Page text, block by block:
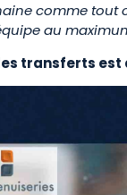
comme tout
au
transferts